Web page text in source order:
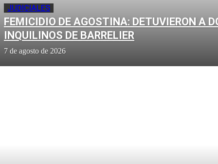
JUDICIALES
FEMICIDIO DE AGOSTINA: DETUVIERON A
INQUILINOS DE BARRELIER
7 de agosto de 2026